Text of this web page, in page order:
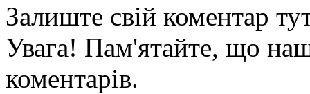
Залиште свій коментар
Увага! Пам'ятайте, що
коментарів.